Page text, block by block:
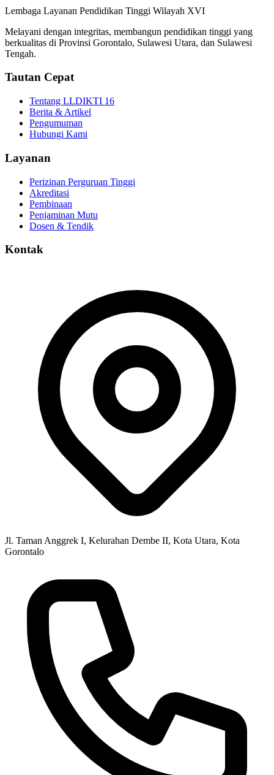
Lembaga Layanan Pendidikan Tinggi Wilayah XVI
Melayani dengan integritas, membangun pendidikan tinggi yang
berkualitas di Provinsi Gorontalo, Sulawesi Utara, dan Sulawesi
Tengah.
Tautan Cepat
Tentang LLDIKTI 16
Berita & Artikel
Pengumuman
Hubungi Kami
Layanan
Perizinan Perguruan Tinggi
Akreditasi
Pembinaan
Penjaminan Mutu
Dosen & Tendik
Kontak
Jl. Taman Anggrek I, Kelurahan Dembe II, Kota Utara, Kota
Gorontalo